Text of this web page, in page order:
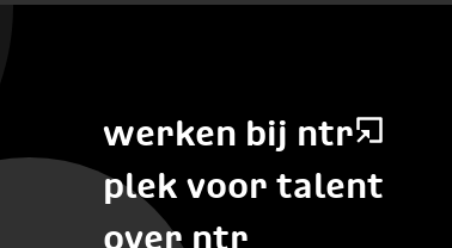
werken bij ntr
plek voor talent
over ntr